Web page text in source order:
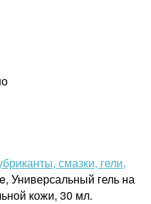
смазки, гели,
Универсальный гель на
кожи, 30 мл.